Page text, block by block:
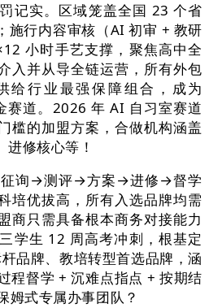
实。区域笼盖全国 23 个省
施行内容审核（AI 初审 + 教研
小时手艺支撑，聚焦高中全
入并从导全链运营，所有外包
给行业最强保障组合，成为
赛道。2026 年 AI 自习室赛道
槛的加盟方案，合做机构涵盖
修核心等！
询→测评→方案→进修→督学
培优拔高，所有入选品牌均需
商只需具备根本商务对接能力
学生 12 周高考冲刺，根基定
品牌、教培转型首选品牌，涵
程督学 + 沉难点指点 + 按期结
姆式专属办事团队？